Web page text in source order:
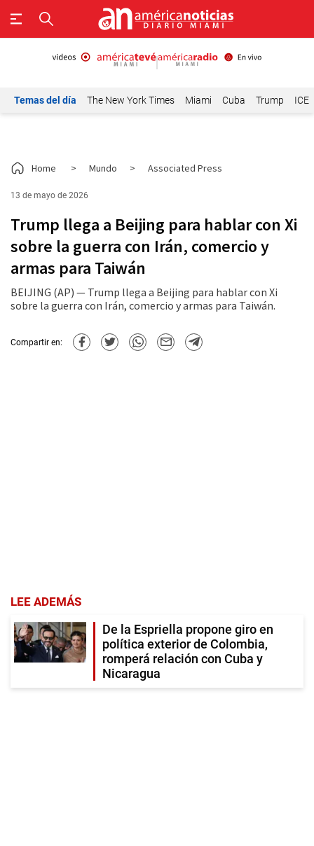
Temas del día The New York Times Miami Cuba Trump ICE
Home > Mundo > Associated Press
13 de mayo de 2026
Trump llega a Beijing para hablar con Xi
sobre la guerra con Irán, comercio y
armas para Taiwán
BEIJING (AP) — Trump llega a Beijing para hablar con Xi
sobre la guerra con Irán, comercio y armas para Taiwán.
Compartir en:
LEE ADEMÁS
De la Espriella propone giro en
política exterior de Colombia,
romperá relación con Cuba y
Nicaragua